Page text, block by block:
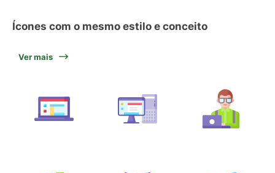
Ícones com o mesmo estilo e conceito
Ver mais